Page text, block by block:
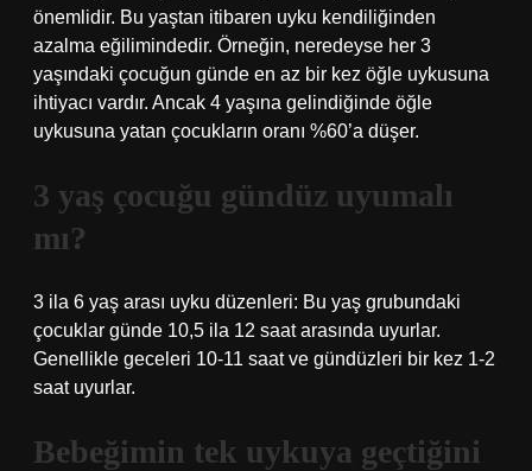
önemlidir. Bu yaştan itibaren uyku kendiliğinden
azalma eğilimindedir. Örneğin, neredeyse her 3
yaşındaki çocuğun günde en az bir kez öğle uykusuna
ihtiyacı vardır. Ancak 4 yaşına gelindiğinde öğle
uykusuna yatan çocukların oranı %60’a düşer.
3 yaş çocuğu gündüz uyumalı
mı?
3 ila 6 yaş arası uyku düzenleri: Bu yaş grubundaki
çocuklar günde 10,5 ila 12 saat arasında uyurlar.
Genellikle geceleri 10-11 saat ve gündüzleri bir kez 1-2
saat uyurlar.
Bebeğimin tek uykuya geçtiğini